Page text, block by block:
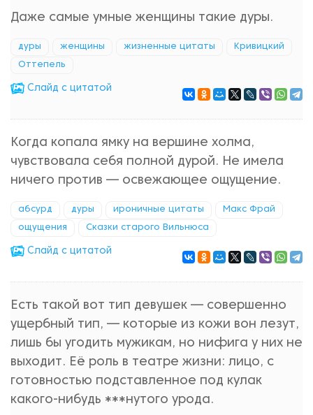
Даже самые умные женщины такие дуры.
дуры женщины жизненные цитаты Кривицкий
Оттепель
Cлайд с цитатой
Когда копала ямку на вершине холма,
чувствовала себя полной дурой. Не имела
ничего против — освежающее ощущение.
абсурд дуры ироничные цитаты Макс Фрай
ощущения Сказки старого Вильнюса
Cлайд с цитатой
Есть такой вот тип девушек — совершенно
ущербный тип, — которые из кожи вон лезут,
лишь бы угодить мужикам, но нифига у них не
выходит. Её роль в театре жизни: лицо, с
готовностью подставленное под кулак
какого-нибудь ***нутого урода.